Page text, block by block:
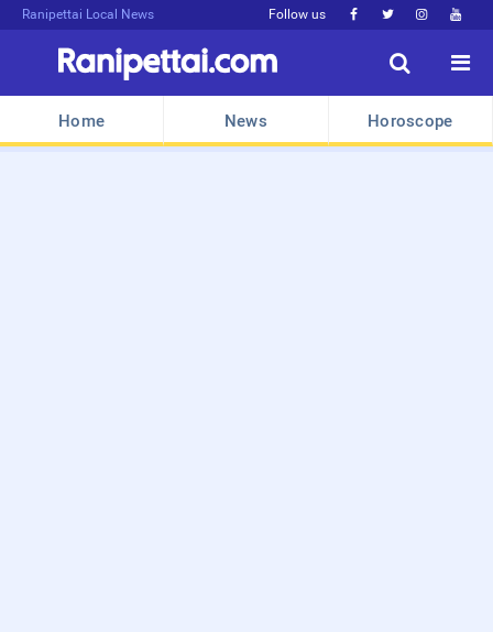
Ranipettai Local News Follow us    


Home News Horoscope